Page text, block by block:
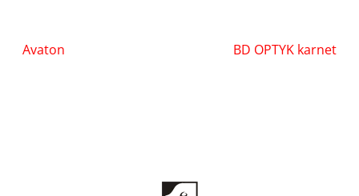
Nawigacja
Avaton BD OPTYK karnet